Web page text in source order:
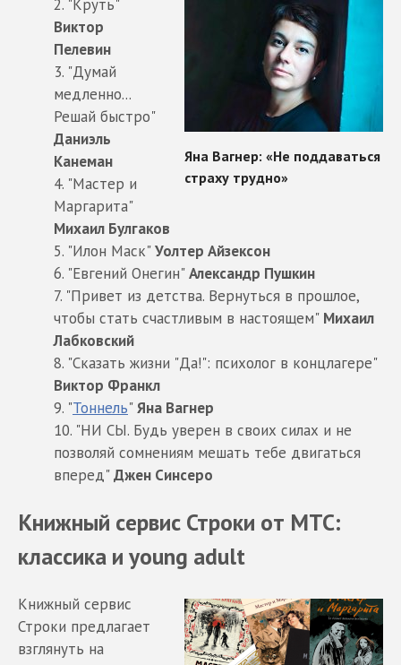
2. "Круть"
Виктор
Пелевин
3. "Думай
медленно...
Решай быстро"
Даниэль
Канеман
4. "Мастер и
Маргарита"
Михаил Булгаков
5. "Илон Маск"Уолтер Айзексон
6. "Евгений Онегин"Александр Пушкин
7. "Привет из детства. Вернуться в прошлое,
чтобы стать счастливым в настоящем" Михаил
Лабковский
8. "Сказать жизни "Да!": психолог в концлагере"
Виктор Франкл
9. "Тоннель"Яна Вагнер
10. "НИ СЫ. Будь уверен в своих силах и не
позволяй сомнениям мешать тебе двигаться
вперед"Джен Синсеро
Книжный сервис Строки от МТС:
классика и young adult
Книжный сервис
Строки предлагает
взглянуть на